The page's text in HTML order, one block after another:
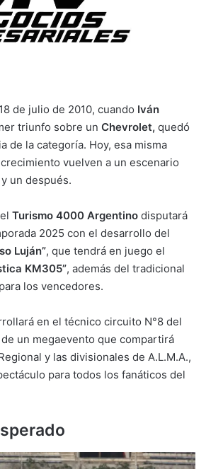
de julio de 2010, cuando Iván
triunfo sobre un Chevrolet, quedó
de la categoría. Hoy, esa misma
vuelven a un escenario
un después.
Turismo 4000 Argentino disputará
2025 con el desarrollo del
Luján”, que tendrá en juego el
KM305”, además del tradicional
para los vencedores.
en el técnico circuito N°8 del
de un megaevento que compartirá
y las divisionales de A.L.M.A.,
para todos los fanáticos del